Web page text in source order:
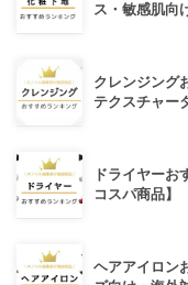
ス・敏感肌向
クレンジング
テクスチャー
ドライヤーお
コスパ商品】
ヘアアイロン